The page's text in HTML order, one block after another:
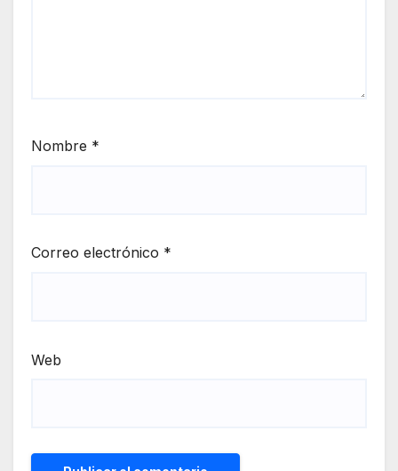
Nombre *
Correo electrónico *
Web